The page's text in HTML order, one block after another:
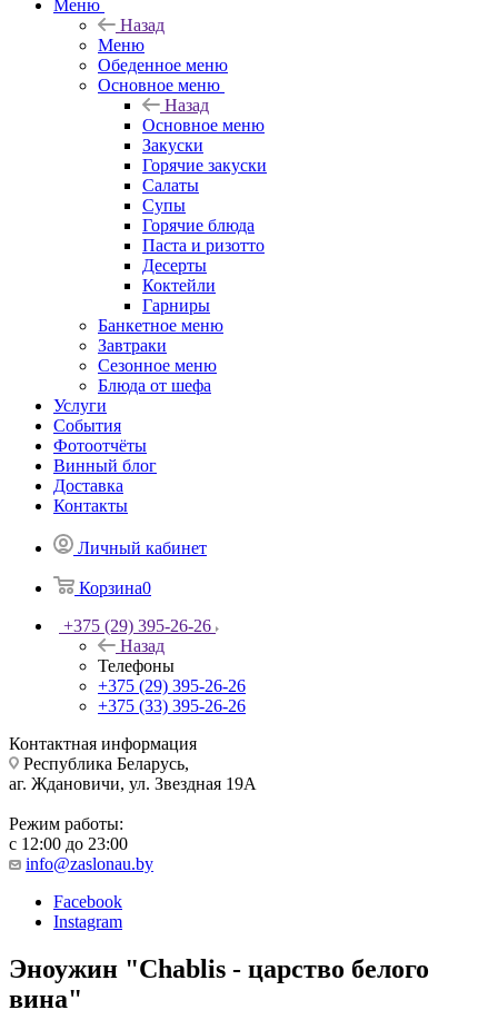
Меню
Назад
Меню
Обеденное меню
Основное меню
Назад
Основное меню
Закуски
Горячие закуски
Салаты
Супы
Горячие блюда
Паста и ризотто
Десерты
Коктейли
Гарниры
Банкетное меню
Завтраки
Сезонное меню
Блюда от шефа
Услуги
События
Фотоотчёты
Винный блог
Доставка
Контакты
Личный кабинет
Корзина0
+375 (29) 395-26-26
Назад
Телефоны
+375 (29) 395-26-26
+375 (33) 395-26-26
Контактная информация
Республика Беларусь,
аг. Ждановичи, ул. Звездная 19А
Режим работы:
с 12:00 до 23:00
info@zaslonau.by
Facebook
Instagram
Эноужин "Chablis - царство белого
вина"